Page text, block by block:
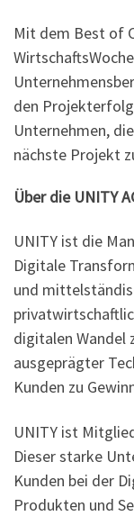
Mit dem Best of
den
Unternehmen,
nächste Projekt
Über die UNITY
UNITY ist die
Digitale
und
digitalen Wandel
ausgeprägter
Kunden zu
UNITY ist
Dieser starke
Kunden bei der
Produkten und